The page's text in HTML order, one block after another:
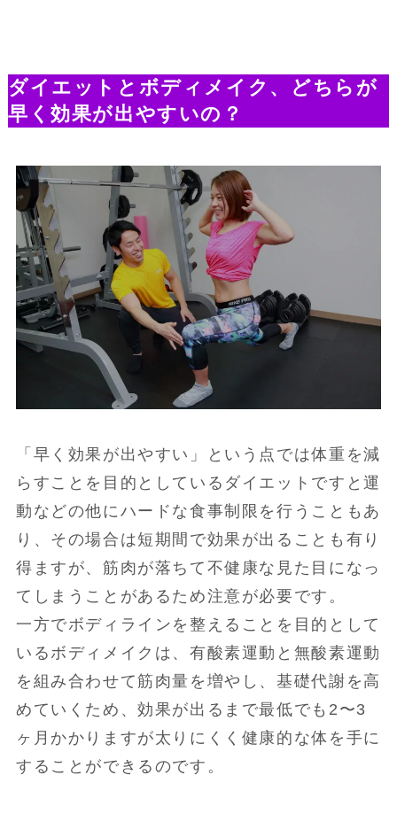
ダイエットとボディメイク、どちらが
早く効果が出やすいの？
「早く効果が出やすい」という点では体重を減
らすことを目的としているダイエットですと運
動などの他にハードな食事制限を行うこともあ
り、その場合は短期間で効果が出ることも有り
得ますが、筋肉が落ちて不健康な見た目になっ
てしまうことがあるため注意が必要です。
一方でボディラインを整えることを目的として
いるボディメイクは、有酸素運動と無酸素運動
を組み合わせて筋肉量を増やし、基礎代謝を高
めていくため、効果が出るまで最低でも2〜3
ヶ月かかりますが太りにくく健康的な体を手に
することができるのです。